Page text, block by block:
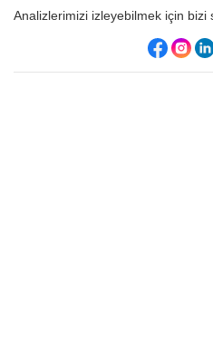
Analizlerimizi izleyebilmek için bizi